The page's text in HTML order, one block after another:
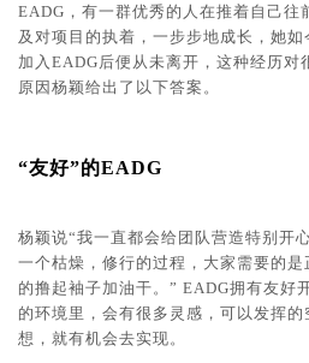
EADG，有一群优秀的人在推着自己往
及对项目的执着，一步步地成长，她
加入EADG后便从未离开，这种经历对
原因杨颖给出了以下答案。
“友好”的EADG
杨颖说“我一直都会给团队营造特别开
一个枯燥，修行的过程，大家需要的
的撸起袖子加油干。” EADG拥有友好
的环境里，会有很多灵感，可以发挥
想，就有机会去实现。